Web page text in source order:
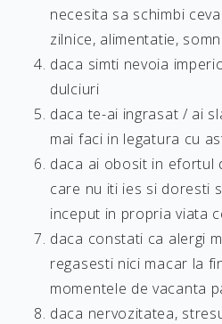
necesita sa schimbi
zilnice, alimentatie,
daca simti nevoia
dulciuri
daca te-ai ingrasat / ai
mai faci in legatura cu
daca ai obosit in efortul
care nu iti ies si doresti
inceput in propria viata
daca constati ca alergi
regasesti nici macar la
momentele de vacanta
daca nervozitatea,